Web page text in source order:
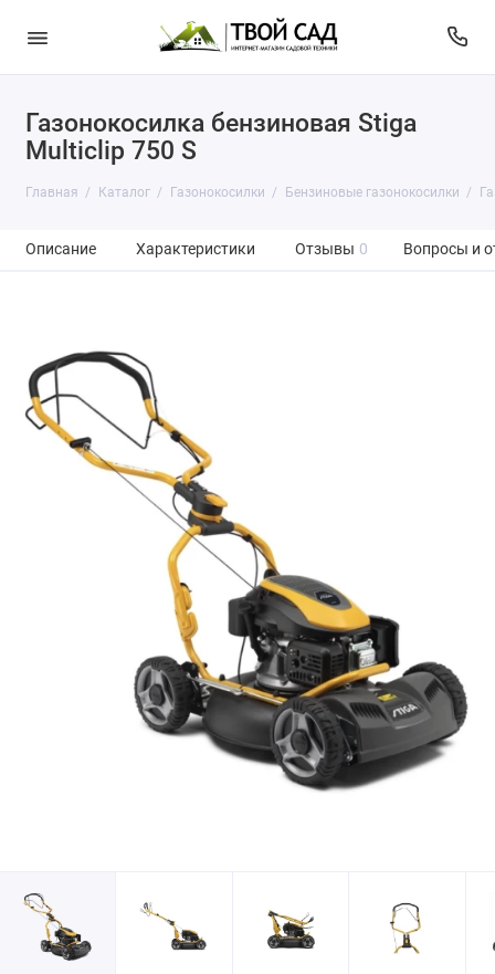
Газонокосилка бензиновая Stiga
Multiclip 750 S
Главная Каталог Газонокосилки Бензиновые газонокосилки
Описание Характеристики Отзывы 0 Вопросы и